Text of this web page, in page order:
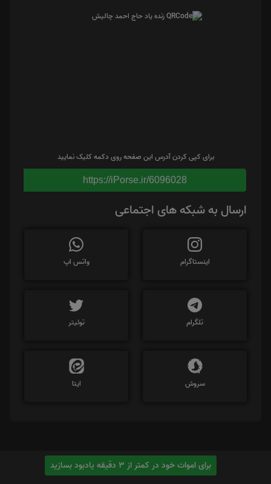
برای کپی کردن آدرس این صفحه روی دکمه کلیک نمایید
https://iPorse.ir/6096028
ارسال به شبکه های اجتماعی
اینستاگرام واتس اپ
تلگرام توئیتر
سروش ایتا
برای اموات خود در کمتر از 3 دقیقه یادبود بسازید